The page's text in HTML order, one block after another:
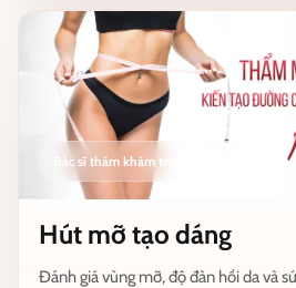
Hút mỡ tạo dáng
Đánh giá vùng mỡ, độ đàn hồi da và